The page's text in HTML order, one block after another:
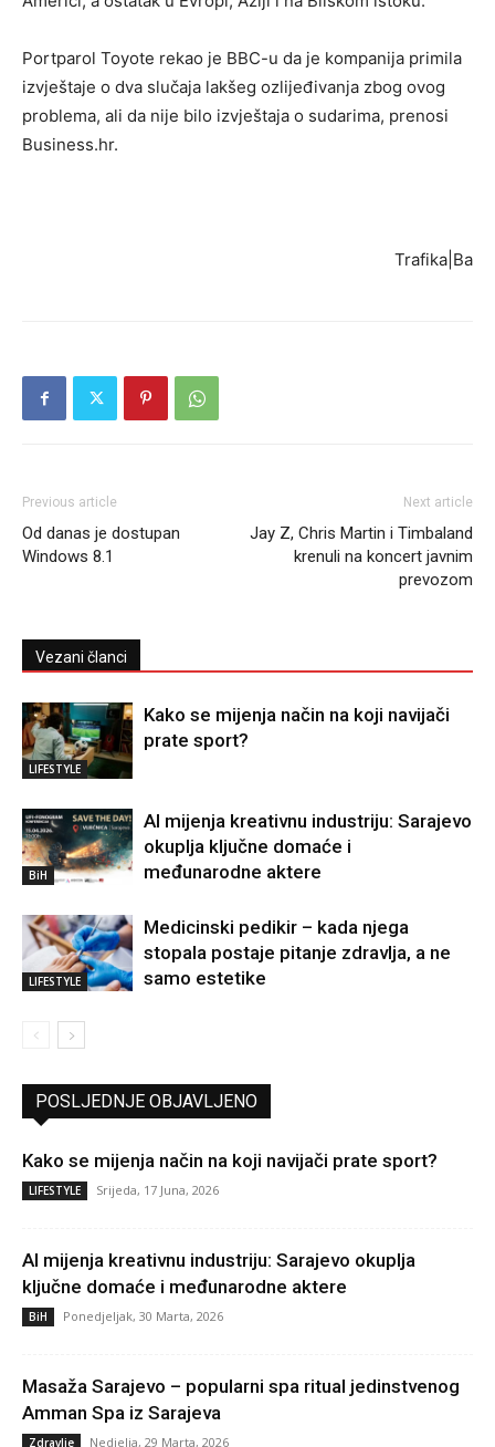
Portparol Toyote rekao je BBC-u da je kompanija primila
izvještaje o dva slučaja lakšeg ozlijeđivanja zbog ovog
problema, ali da nije bilo izvještaja o sudarima, prenosi
Business.hr.
Trafika|Ba
Previous article
Od danas je dostupan
Windows 8.1
Next article
Jay Z, Chris Martin i Timbaland
krenuli na koncert javnim
prevozom
Vezani članci
LIFESTYLE
Kako se mijenja način na koji navijači
prate sport?
BiH
AI mijenja kreativnu industriju: Sarajevo
okuplja ključne domaće i
međunarodne aktere
LIFESTYLE
Medicinski pedikir – kada njega
stopala postaje pitanje zdravlja, a ne
samo estetike
POSLJEDNJE OBJAVLJENO
Kako se mijenja način na koji navijači prate sport?
LIFESTYLE Srijeda, 17 Juna, 2026
AI mijenja kreativnu industriju: Sarajevo okuplja
ključne domaće i međunarodne aktere
BiH Ponedjeljak, 30 Marta, 2026
Masaža Sarajevo – popularni spa ritual jedinstvenog
Amman Spa iz Sarajeva
Zdravlje Nedjelja, 29 Marta, 2026